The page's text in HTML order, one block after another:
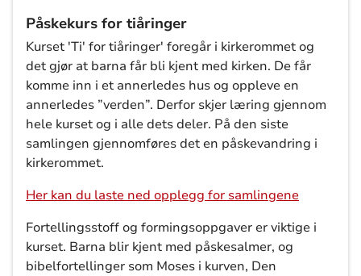
Påskekurs for tiåringer
Kurset 'Ti' for tiåringer' foregår i kirkerommet og
det gjør at barna får bli kjent med kirken. De får
komme inn i et annerledes hus og oppleve en
annerledes ”verden”. Derfor skjer læring gjennom
hele kurset og i alle dets deler. På den siste
samlingen gjennomføres det en påskevandring i
kirkerommet.
Her kan du laste ned opplegg for samlingene
Fortellingsstoff og formingsoppgaver er viktige i
kurset. Barna blir kjent med påskesalmer, og
bibelfortellinger som Moses i kurven, Den